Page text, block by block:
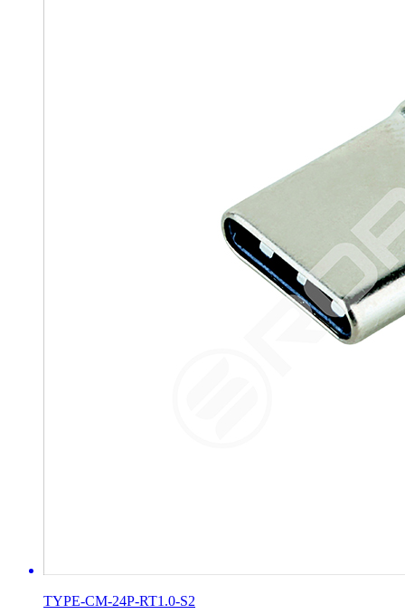
TYPE-CM-24P-RT1.0-S2